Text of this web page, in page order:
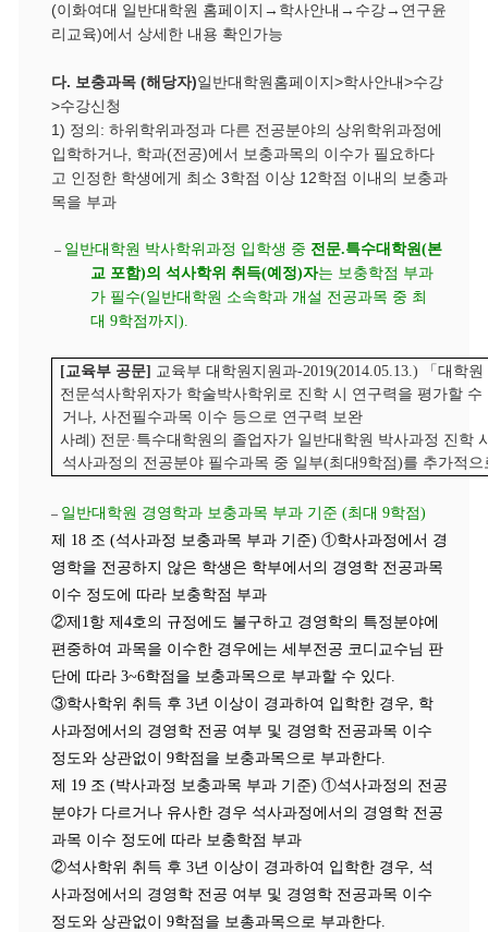
(이화여대 일반대학원 홈페이지 → 학사안내 →수강→연구윤
리교육)에서 상세한 내용 확인가능
다. 보충과목 (해당자)일반대학원홈페이지>학사안내>수강
>수강신청
1) 정의: 하위학위과정과 다른 전공분야의 상위학위과정에
입학하거나 학과(전공)에서 보충과목의 이수가 필요하다
고 인정한 학생에게 최소 3학점 이상 12학점 이내의 보충과
목을 부과
– 일반대학원 박사학위과정 입학생 중 전문.특수대학원(본
교 포함)의 석사학위 취득(예정)자는 보충학점 부과
가 필수(일반대학원 소속학과 개설 전공과목 중 최
대 9학점까지 ).
[교육부 공문] 교육부 대학원지원과-2019(2014.05.13.) 「 대학원
전문석사학위자가 학술박사학위로 진학 시 연구력을 평가할
거나,사전필수과목 이수 등으로 연구력 보완
사례 ) 전문· 특수대학원의 졸업자가 일반대학원 박사과정 진학
석사과정의 전공분야 필수과목 중 일부(최대9학점)를 추가적
– 일반대학원 경영학과 보충과목 부과 기준 (최대 9학점)
제 18 조 (석사과정 보충과목 부과 기준) ①학사과정에서 경
영학을 전공하지 않은 학생은 학부에서의 경영학 전공과목
이수 정도에 따라 보충학점 부과
②제 1항 제 4호의 규정에도 불구하고 경영학의 특정분야에
편중하여 과목을 이수한 경우에는 세부전공 코디교수님 판
단에 따라 3~6학점을 보충과목으로 부과할 수 있다.
③학사학위 취득 후 3년 이상이 경과하여 입학한 경우, 학
사과정에서의 경영학 전공 여부 및 경영학 전공과목 이수
정도와 상관없이 9학점을 보충과목으로 부과한다.
제 19 조 (박사과정 보충과목 부과 기준) ①석사과정의 전공
분야가 다르거나 유사한 경우 석사과정에서의 경영학 전공
과목 이수 정도에 따라 보충학점 부과
②석사학위 취득 후 3년 이상이 경과하여 입학한 경우, 석
사과정에서의 경영학 전공 여부 및 경영학 전공과목 이수
정도와 상관없이 9학점을 보총과목으로 부과한다.